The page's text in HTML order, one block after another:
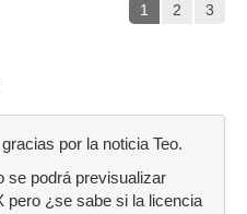
1 2 3
por la noticia Teo.
se podrá previsualizar
¿se sabe si la licencia